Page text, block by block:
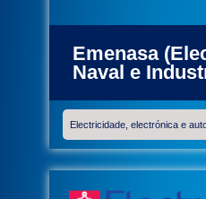
Emenasa
Naval e
Electricidade, electrónica e